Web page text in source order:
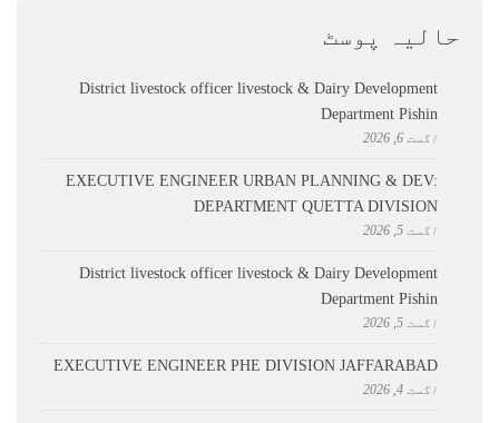
حالیہ پوسٹ
District livestock officer livestock & Dairy Development
Department Pishin
اگست 6, 2026
EXECUTIVE ENGINEER URBAN PLANNING & DEV:
DEPARTMENT QUETTA DIVISION
اگست 5, 2026
District livestock officer livestock & Dairy Development
Department Pishin
اگست 5, 2026
EXECUTIVE ENGINEER PHE DIVISION JAFFARABAD
اگست 4, 2026